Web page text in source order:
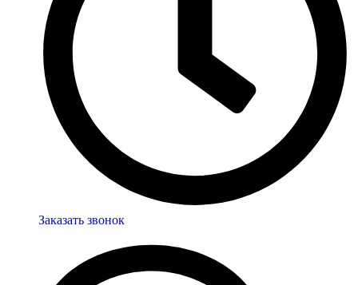
Заказать звонок